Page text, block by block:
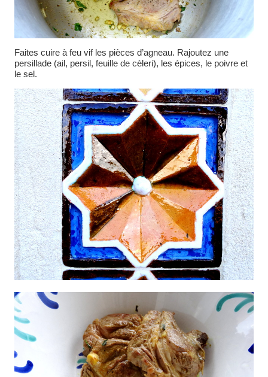
Faites cuire à feu vif les pièces d’agneau. Rajoutez une
persillade (ail, persil, feuille de cèleri), les épices, le poivre et
le sel.